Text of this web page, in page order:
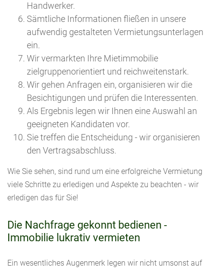
Handwerker.
Sämtliche Informationen fließen in unsere
aufwendig gestalteten Vermietungsunterlagen
ein.
Wir vermarkten Ihre Mietimmobilie
zielgruppenorientiert und reichweitenstark.
Wir gehen Anfragen ein, organisieren wir die
Besichtigungen und prüfen die Interessenten.
Als Ergebnis legen wir Ihnen eine Auswahl an
geeigneten Kandidaten vor.
Sie treffen die Entscheidung - wir organisieren
den Vertragsabschluss.
Wie Sie sehen, sind rund um eine erfolgreiche Vermietung
viele Schritte zu erledigen und Aspekte zu beachten - wir
erledigen das für Sie!
Die Nachfrage gekonnt bedienen -
Immobilie lukrativ vermieten
Ein wesentliches Augenmerk legen wir nicht umsonst auf